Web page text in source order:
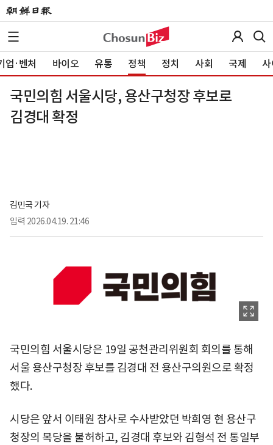
업·벤처 바이오 유통 정책 정치 사회 국제 사
국민의힘 서울시당, 용산구청장 후보로
김경대 확정
김민국 기자
입력 2026.04.19. 21:46
국민의힘 서울시당은 19일 공천관리위원회 회의를 통해
서울 용산구청장 후보를 김경대 전 용산구의원으로 확정
했다.
시당은 앞서 이태원 참사로 수사받았던 박희영 현 용산구
청장의 복당을 불허하고, 김경대 후보와 김형석 전 통일부